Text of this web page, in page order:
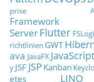
prise
Framework
Server Flutter
richtlinien GWT
ava JavaFX JavaScript
y JSF JSP Kanban
etes
LINQ